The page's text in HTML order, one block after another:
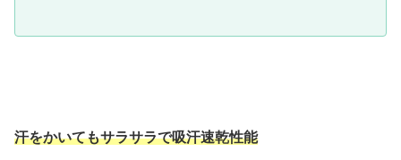
汗をかいてもサラサラで吸汗速乾性能